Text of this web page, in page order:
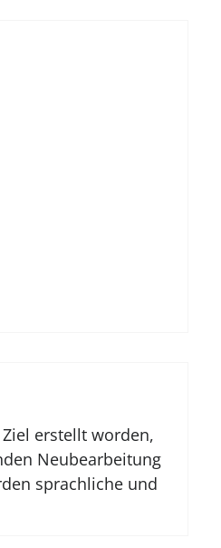
erstellt worden,
Neubearbeitung
sprachliche und